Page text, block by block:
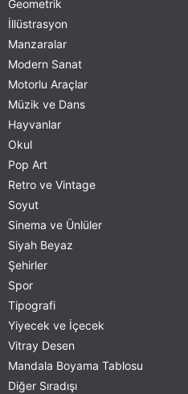
Geometrik
İllüstrasyon
Manzaralar
Modern Sanat
Motorlu Araçlar
Müzik ve Dans
Hayvanlar
Okul
Pop Art
Retro ve Vintage
Soyut
Sinema ve Ünlüler
Siyah Beyaz
Şehirler
Spor
Tipografi
Yiyecek ve İçecek
Vitray Desen
Mandala Boyama Tablosu
Diğer Sıradışı